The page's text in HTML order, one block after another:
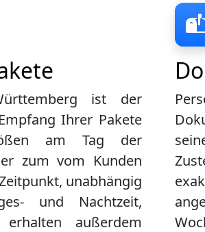
ist der
Ihrer Pakete
am Tag der
zum vom Kunden
unabhängig
und Nachtzeit,
außerdem